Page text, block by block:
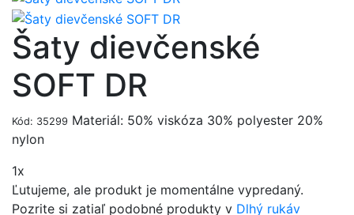
Šaty dievčenské
SOFT DR
Kód: 35299 Materiál: 50% viskóza 30% polyester 20%
nylon
1x
Ľutujeme, ale produkt je momentálne vypredaný.
Pozrite si zatiaľ podobné produkty v Dlhý rukáv